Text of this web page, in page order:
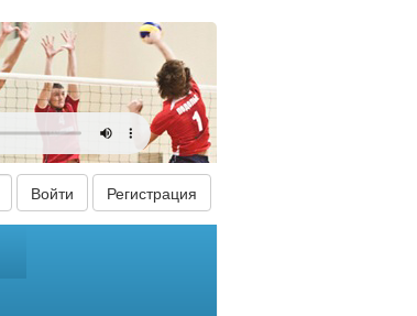
Войти Регистрация